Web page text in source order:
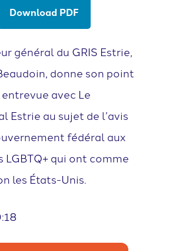
Download PDF
général du GRIS Estrie,
donne son point
avec Le
Estrie au sujet de l’avis
fédéral aux
LGBTQ+ qui ont comme
les États-Unis.